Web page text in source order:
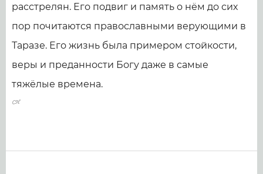
расстрелян. Его подвиг и память о нём до сих
пор почитаются православными верующими в
Таразе. Его жизнь была примером стойкости,
веры и преданности Богу даже в самые
тяжёлые времена.